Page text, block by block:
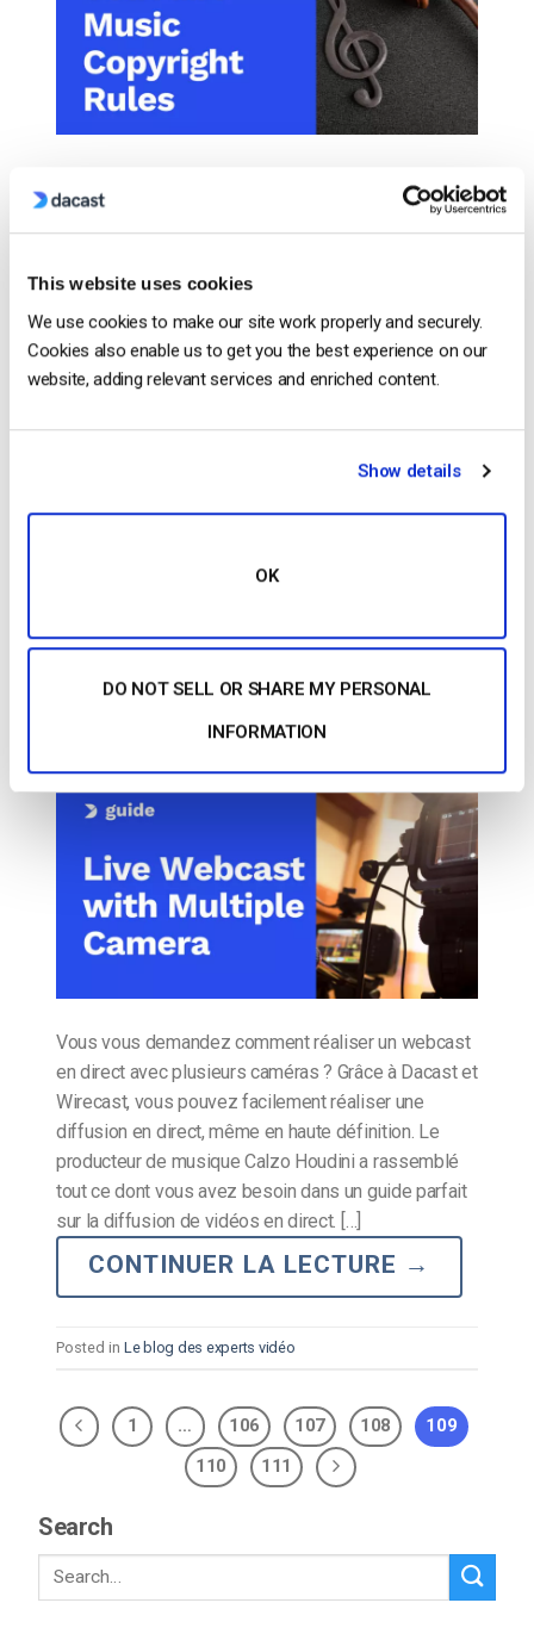
This website uses cookies
We use cookies to make our site work properly and securely.
Cookies also enable us to get you the best experience on our
website, adding relevant services and enriched content.
Show details
OK
DO NOT SELL OR SHARE MY PERSONAL
INFORMATION
plateforme d’hébergement de vidéos telle que
YouTube pour violation des droits d’auteur musicaux
accusé à tort d’avoir violé les règles de YouTube en
matière de droits d’auteur sur la musique? Ne
bougez pas et retirez votre boule de […]
Le blog des experts vidéo
Comment réaliser une webdiffusion en
DECEMBER 12, 2014
Vous vous demandez comment réaliser un webcast
en direct avec plusieurs caméras ? Grâce à Dacast et
Wirecast, vous pouvez facilement réaliser une
diffusion en direct, même en haute définition. Le
producteur de musique Calzo Houdini a rassemblé
tout ce dont vous avez besoin dans un guide parfait
sur la diffusion de vidéos en direct. […]
CONTINUER LA LECTURE →
Posted in Le blog des experts vidéo
1 … 106 107 108
109
110
111
Search